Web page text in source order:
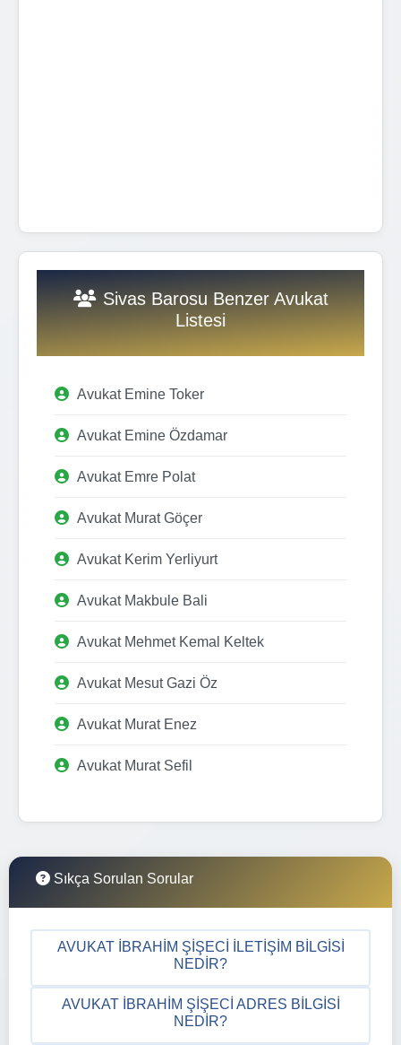
Sivas Barosu Benzer Avukat
Listesi
Avukat Emine Toker
Avukat Emine Özdamar
Avukat Emre Polat
Avukat Murat Göçer
Avukat Kerim Yerliyurt
Avukat Makbule Bali
Avukat Mehmet Kemal Keltek
Avukat Mesut Gazi Öz
Avukat Murat Enez
Avukat Murat Sefil
Sıkça Sorulan Sorular
AVUKAT İBRAHIM ŞIŞECI İLETIŞIM BILGISI
NEDIR?
AVUKAT İBRAHIM ŞIŞECI ADRES BILGISI
NEDIR?